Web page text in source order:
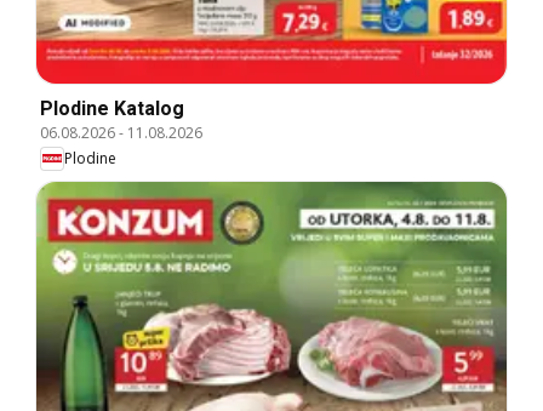
Plodine Katalog
06.08.2026- 11.08.2026
Plodine